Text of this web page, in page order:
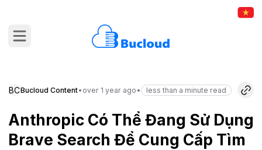
BCBucloud Content• over 1 year ago • less than a minute read
Anthropic Có Thể Đang Sử Dụng
Brave Search Để Cung Cấp Tìm